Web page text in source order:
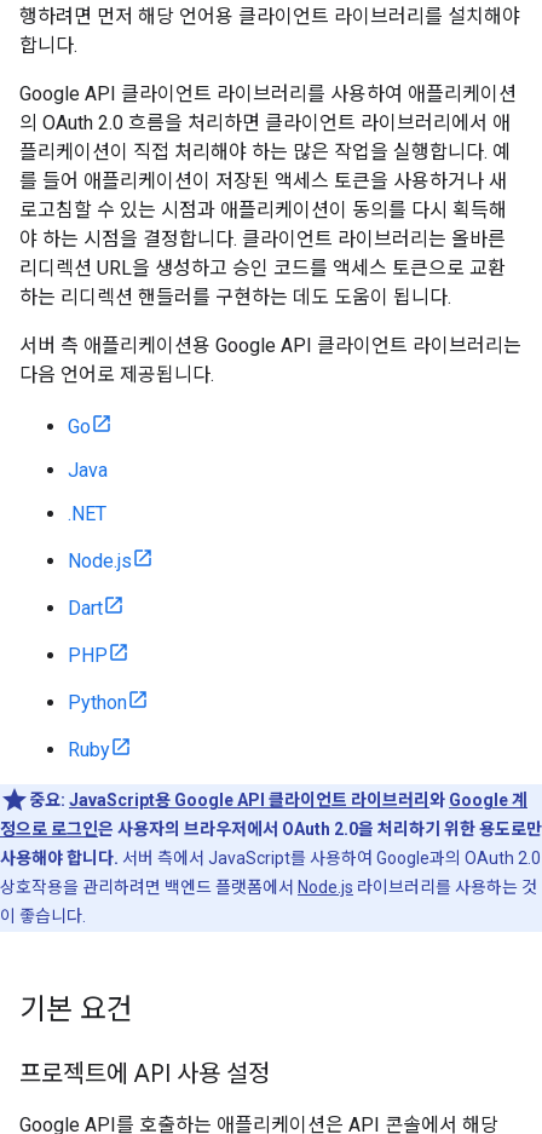
행하려면 먼저 해당 언어용 클라이언트 라이브러리를 설치해야
합니다.
Google API 클라이언트 라이브러리를 사용하여 애플리케이션
의 OAuth 2.0 흐름을 처리하면 클라이언트 라이브러리에서 애
플리케이션이 직접 처리해야 하는 많은 작업을 실행합니다. 예
를 들어 애플리케이션이 저장된 액세스 토큰을 사용하거나 새
로고침할 수 있는 시점과 애플리케이션이 동의를 다시 획득해
야 하는 시점을 결정합니다. 클라이언트 라이브러리는 올바른
리디렉션 URL을 생성하고 승인 코드를 액세스 토큰으로 교환
하는 리디렉션 핸들러를 구현하는 데도 도움이 됩니다.
서버 측 애플리케이션용 Google API 클라이언트 라이브러리는
다음 언어로 제공됩니다.
Go
Java
.NET
Node.js
Dart
PHP
Python
Ruby
중요: JavaScript용 Google API 클라이언트 라이브러리 와 Google 계
정으로 로그인은 사용자의 브라우저에서 OAuth 2.0을 처리하기 위한 용도로만
사용해야 합니다. 서버 측에서 JavaScript를 사용하여 Google과의 OAuth 2.0
상호작용을 관리하려면 백엔드 플랫폼에서 Node.js 라이브러리를 사용하는 것
이 좋습니다.
기본 요건
프로젝트에 API 사용 설정
Google API를 호출하는 애플리케이션은 API 콘솔에서 해당